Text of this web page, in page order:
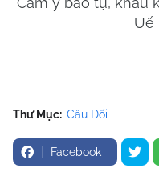
Uế
Huỳnh
Quy
Thư Mục: Câu Đối
Facebook